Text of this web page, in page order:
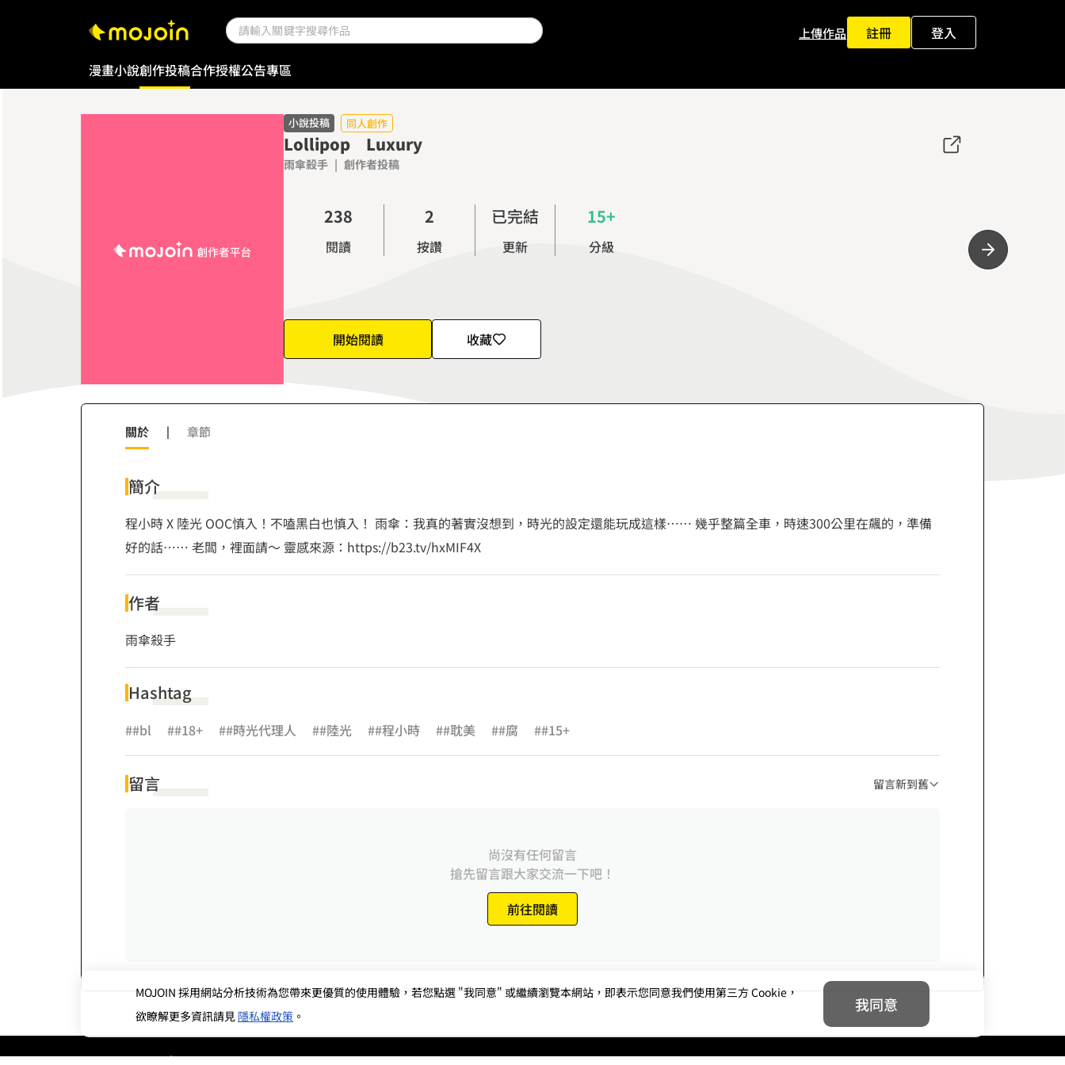
上傳作品 註冊
登入
漫畫小說創作投稿合作授權公告專區
小說投稿 同人創作
Lollipop Luxury
雨傘殺手 | 創作者投稿
0
2
3
8
0
1
3
4
8
9
0
1
4
5
6
8
9
閱讀
2
3
8
按讚
已完結
更新
15+
分級
開始閱讀 收藏
關於 | 章節
簡介
程小時 X 陸光 OOC慎入！不嗑黑白也慎入！ 雨傘：我真的著實沒想到，時光的設定還能玩成這樣…… 幾乎整篇全車，時速300公里在飆的，準備
好的話…… 老闆，裡面請～ 靈感來源：https://b23.tv/hxMIF4X
作者
雨傘殺手
Hashtag
##bl ##18+ ##時光代理人 ##陸光 ##程小時 ##耽美 ##腐 ##15+
留言 留言新到舊
尚沒有任何留言
搶先留言跟大家交流一下吧！
前往閱讀
MOJOIN採用網站分析技術為您帶來更優質的使用體驗，若您點選 "我同意" 或繼續瀏覽本網站，即表示您同意我們使用第三方 Cookie，
欲瞭解更多資訊請見 隱私權政策 。
我同意